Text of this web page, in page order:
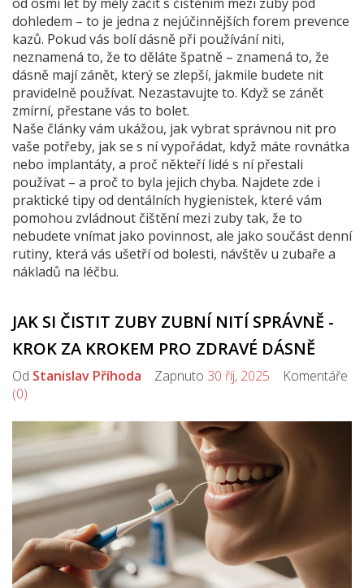
dohledem – to je jedna z nejúčinnějších forem prevence
kazů. Pokud vás bolí dásně při používání niti,
neznamená to, že to děláte špatně – znamená to, že
dásně mají zánět, který se zlepší, jakmile budete nit
pravidelně používat. Nezastavujte to. Když se zánět
zmírní, přestane vás to bolet.
Naše články vám ukážou, jak vybrat správnou nit pro
vaše potřeby, jak se s ní vypořádat, když máte rovnátka
nebo implantáty, a proč někteří lidé s ní přestali
používat – a proč to byla jejich chyba. Najdete zde i
praktické tipy od dentálních hygienistek, které vám
pomohou zvládnout čištění mezi zuby tak, že to
nebudete vnímat jako povinnost, ale jako součást denní
rutiny, která vás ušetří od bolesti, návštěv u zubaře a
nákladů na léčbu.
JAK SI ČISTIT ZUBY ZUBNÍ NITÍ SPRÁVNĚ -
KROK ZA KROKEM PRO ZDRAVÉ DÁSNĚ
Od Stanislav Příhoda Zapnuto 30 říj, 2025 Komentáře
(0)